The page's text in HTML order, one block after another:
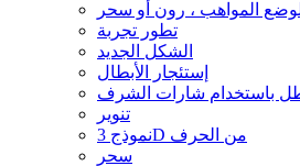
تطور تجربة
الشكل الجديد
إستئجار الأبطال
تنوير
نموذج 3D من الحرف
سحر